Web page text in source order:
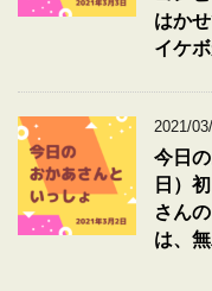
はか
イケ
2021/
今日
日）
さん
は、